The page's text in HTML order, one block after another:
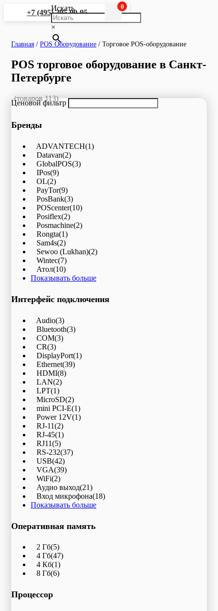
+7 (495) 295-90-95
Искать
×
0
Главная / POS Оборудование / Торговое POS-оборудование
POS торговое оборудование в Санкт-
Петербурге
(товаров 113)
Ценовой фильтр
Бренды
ADVANTECH(1)
Datavan(2)
GlobalPOS(3)
IPos(9)
OL(2)
PayTor(9)
PosBank(3)
POScenter(10)
Posiflex(2)
Posmachine(2)
Rongta(1)
Sam4s(2)
Sewoo (Lukhan)(2)
Wintec(7)
Атол(10)
Показывать больше
Интерфейс подключения
Audio(3)
Bluetooth(3)
COM(3)
CR(3)
DisplayPort(1)
Ethernet(39)
HDMI(8)
LAN(2)
LPT(1)
MicroSD(2)
mini PCI-E(1)
Power 12V(1)
RJ-11(2)
RJ-45(1)
RJ11(5)
RS-232(37)
USB(42)
VGA(39)
WiFi(2)
Аудио выход(21)
Вход микрофона(18)
Показывать больше
Оперативная память
2 Гб(5)
4 Гб(47)
4 Кб(1)
8 Гб(6)
Процессор